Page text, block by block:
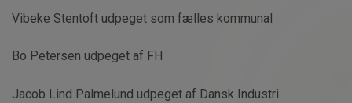
Vibeke Stentoft udpeget som fælles kommunal
Bo Petersen udpeget af FH
Jacob Lind Palmelund udpeget af Dansk Industri